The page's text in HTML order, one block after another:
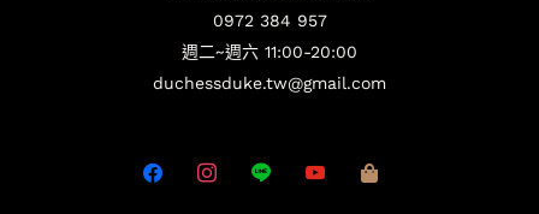
0972 384 957
週二~週六 11:00-20:00
duchessduke.tw@gmail.com